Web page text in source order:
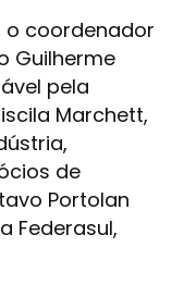
o coordenador
Guilherme
pela
Marchett,
de
Portolan
Federasul,